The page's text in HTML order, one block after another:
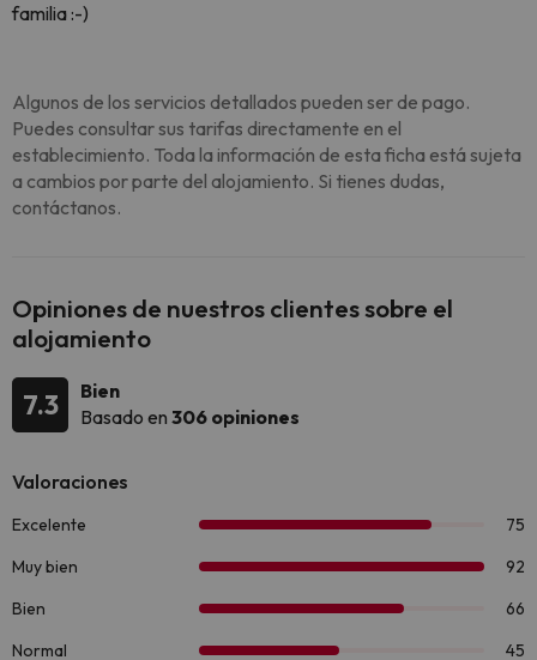
familia :-)
Algunos de los servicios detallados pueden ser de pago.
Puedes consultar sus tarifas directamente en el
establecimiento. Toda la información de esta ficha está sujeta
a cambios por parte del alojamiento. Si tienes dudas,
contáctanos.
Opiniones de nuestros clientes sobre el
alojamiento
7.3
Bien
Basado en 306 opiniones